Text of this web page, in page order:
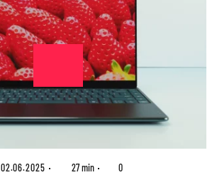
02.06.2025 27 min 0